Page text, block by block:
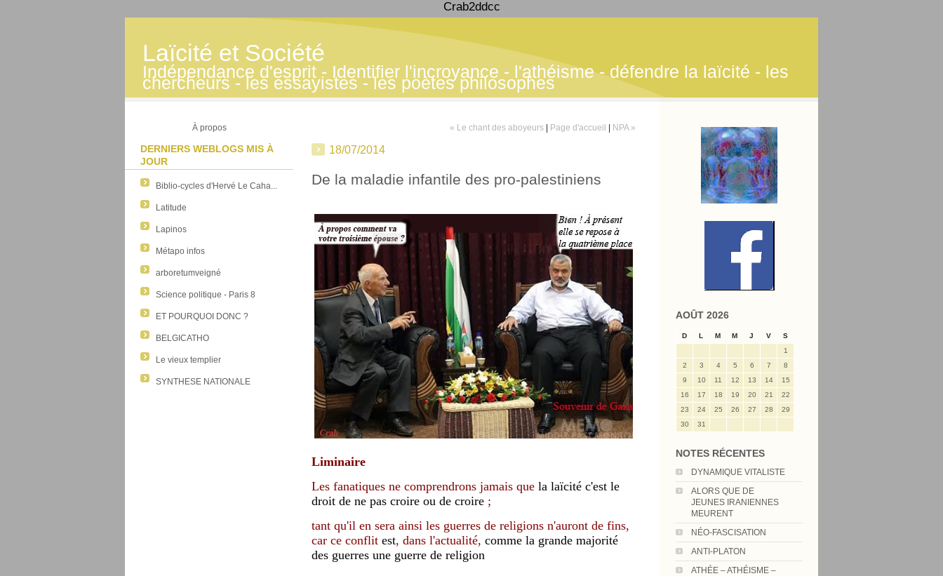
Crab2ddcc
Laïcité et Société
Indépendance d'esprit - Identifier l'incroyance - l'athéisme - défendre la laïcité - les
chercheurs - les essayistes - les poètes philosophes
À propos
DERNIERS WEBLOGS MIS À
JOUR
Biblio-cycles d'Hervé Le Caha...
Latitude
Lapinos
Métapo infos
arboretumveigné
Science politique - Paris 8
ET POURQUOI DONC ?
BELGICATHO
Le vieux templier
SYNTHESE NATIONALE
AOÛT 2026
D L M M J V
S
1
2
3 4 5 6 7
8
9
10 11 12 13 14
15
16
17 18 19 20 21
22
23
24 25 26 27 28
29
30
31
NOTES RÉCENTES
DYNAMIQUE VITALISTE
ALORS QUE DE
JEUNES IRANIENNES
MEURENT
NÉO-FASCISATION
ANTI-PLATON
ATHÉE – ATHÉISME –
« Le chant des aboyeurs Page d'accueil NPA »
18/07/2014
De la maladie infantile des pro-palestiniens
Liminaire
Les fanatiques ne comprendrons jamais que la laïcité c'est le
droit de ne pas croire ou de croire ;
tant qu'il en sera ainsi les guerres de religions n'auront de fins,
car ce conflit est, dans l'actualité, comme la grande majorité
des guerres une guerre de religion